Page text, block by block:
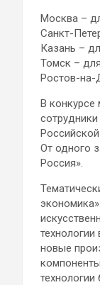
Москва –
Санкт-
Казань –
Томск –
Ростов-на-
В конкурсе
От одного
Россия».
экономика»:
новые